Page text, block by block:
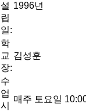
설
립
일:
1996년
학
교
장:
김성훈
수
업
시
매주 토요일